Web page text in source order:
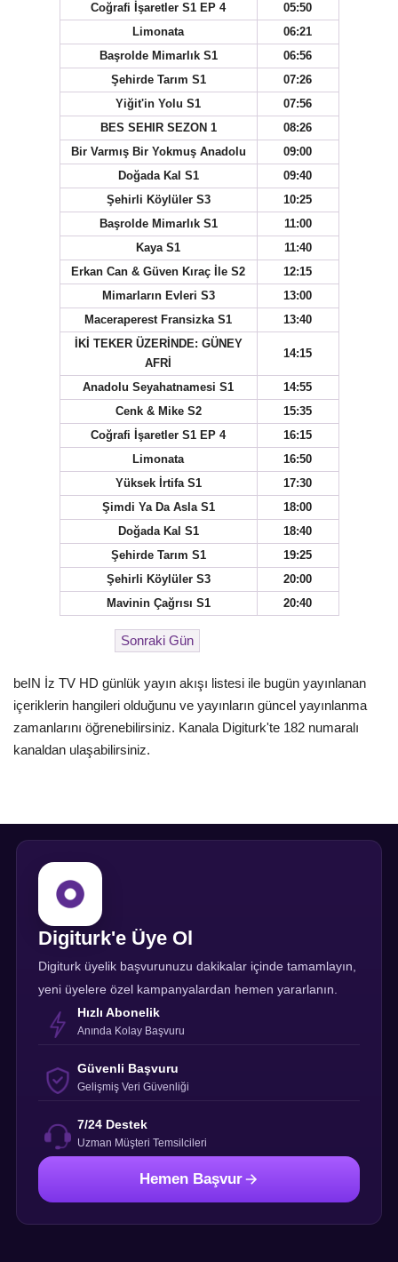
Coğrafi İşaretler S1 EP 4
05:50
Limonata
06:21
Başrolde Mimarlık S1
06:56
Şehirde Tarım S1
07:26
Yiğit'in Yolu S1
07:56
BES SEHIR SEZON 1
08:26
Bir Varmış Bir Yokmuş Anadolu
09:00
Doğada Kal S1
09:40
Şehirli Köylüler S3
10:25
Başrolde Mimarlık S1
11:00
Kaya S1
11:40
Erkan Can & Güven Kıraç İle S2
12:15
Mimarların Evleri S3
13:00
Maceraperest Fransizka S1
13:40
İKİ TEKER ÜZERİNDE: GÜNEY
AFRİ
14:15
Anadolu Seyahatnamesi S1
14:55
Cenk & Mike S2
15:35
Coğrafi İşaretler S1 EP 4
16:15
Limonata
16:50
Yüksek İrtifa S1
17:30
Şimdi Ya Da Asla S1
18:00
Doğada Kal S1
18:40
Şehirde Tarım S1
19:25
Şehirli Köylüler S3
20:00
Mavinin Çağrısı S1
20:40
beIN İz TV HD günlük yayın akışı listesi ile bugün yayınlanan
içeriklerin hangileri olduğunu ve yayınların güncel yayınlanma
zamanlarını öğrenebilirsiniz. Kanala Digiturk'te 182 numaralı
kanaldan ulaşabilirsiniz.
Digiturk'e Üye Ol
Digiturk üyelik başvurunuzu dakikalar içinde tamamlayın,
yeni üyelere özel kampanyalardan hemen yararlanın.
Hızlı Abonelik
Anında Kolay Başvuru
Güvenli Başvuru
Gelişmiş Veri Güvenliği
7/24 Destek
Uzman Müşteri Temsilcileri
Hemen Başvur